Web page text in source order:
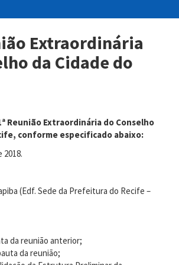
Extraordinária
da Cidade do
Reunião Extraordinária do Conselho
conforme especificado abaixo:
2018.
(Edf. Sede da Prefeitura do Recife –
da reunião anterior;
da reunião;